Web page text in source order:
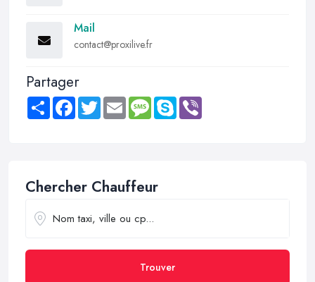
Mail
contact@proxilive.fr
Partager
Share FacebookTwitter Email MessageSkype
Chercher Chauffeur
Trouver